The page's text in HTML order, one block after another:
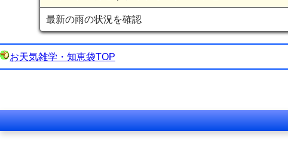
最新の雨の状況を確認
お天気雑学・知恵袋TOP